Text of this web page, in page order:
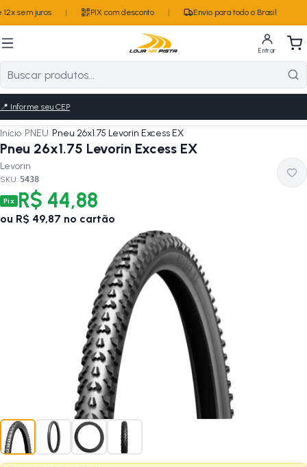
sem juros PIX com desconto Envio para todo o Brasil
Entrar
📍 Informe seu CEP
Início/PNEU/Pneu 26x1.75 Levorin Excess EX
Pneu 26x1.75 Levorin Excess EX
Levorin
SKU: 5438
Pix R$ 44,88
ou R$ 49,87 no cartão